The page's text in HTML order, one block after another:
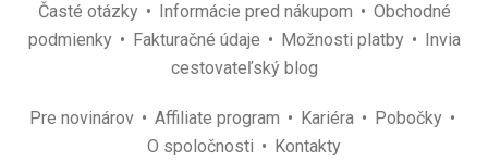
Časté otázky Informácie pred nákupom
Obchodné
podmienky
Fakturačné údaje Možnosti platby
Invia
cestovateľský blog
Pre novinárov Affiliate program Kariéra
Pobočky
O spoločnosti
Kontakty